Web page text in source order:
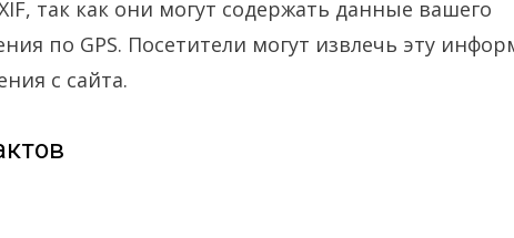
так как они могут содержать данные вашего
по GPS. Посетители могут извлечь эту
с сайта.